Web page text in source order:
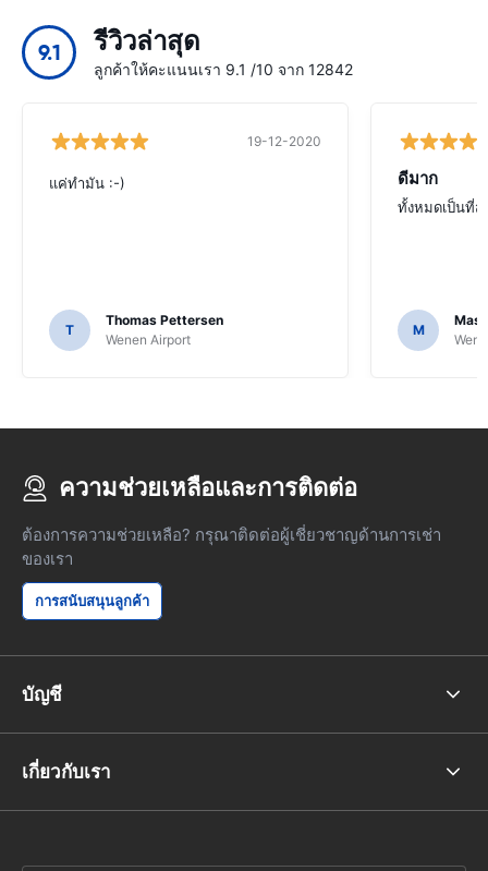
9.1 รีวิวล่าสุด
ลูกค้าให้คะแนนเรา 9.1 /10 จาก 12842
19-12-2020
แค่ทำมัน :-)
T
Thomas Pettersen
Wenen Airport
ดีมาก
ทั้งหมดเป็นที่
M
ความช่วยเหลือและการติดต่อ
ต้องการความช่วยเหลือ? กรุณาติดต่อผู้เชี่ยวชาญด้านการเช่า
ของเรา
การสนับสนุนลูกค้า
บัญชี
เกี่ยวกับเรา